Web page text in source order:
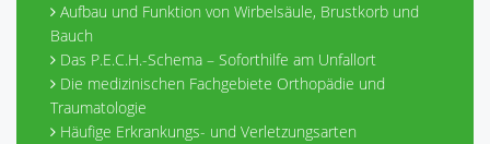
Aufbau und Funktion von Wirbelsäule, Brustkorb und
Bauch
Das P.E.C.H.-Schema – Soforthilfe am Unfallort
Die medizinischen Fachgebiete Orthopädie und
Traumatologie
Häufige Erkrankungs- und Verletzungsarten